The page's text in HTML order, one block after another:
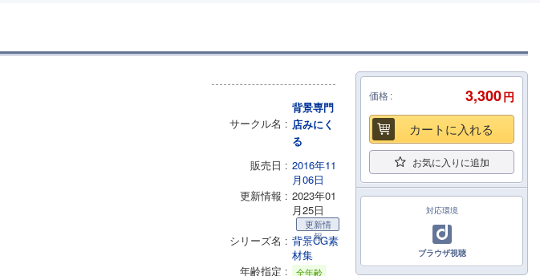
サークル名
背景専門
店みにく
る
販売日
2016年11
月06日
更新情報
2023年01
月25日
更新情
報
シリーズ名
背景CG素
材集
年齢指定
全年齢
価格 3,300円
カートに入れる
お気に入りに追加
対応環境
ブラウザ視聴